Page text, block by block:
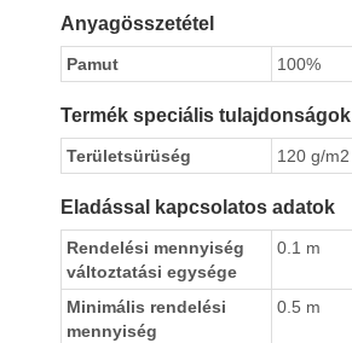
Anyagösszetétel
Pamut 100%
Termék speciális tulajdonságok
Területsürüség 120 g/m2
Eladással kapcsolatos adatok
Rendelési mennyiség
változtatási egysége
0.1 m
Minimális rendelési
mennyiség
0.5 m